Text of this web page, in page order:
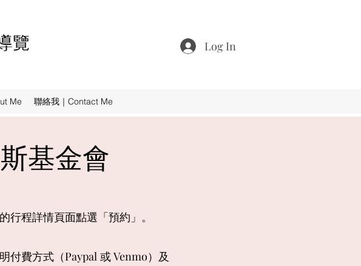
Log In
覽
Me 聯絡我｜Contact Me
基金會
行程詳情頁面點選 「預約」。
付費方式（Paypal 或 Venmo）及